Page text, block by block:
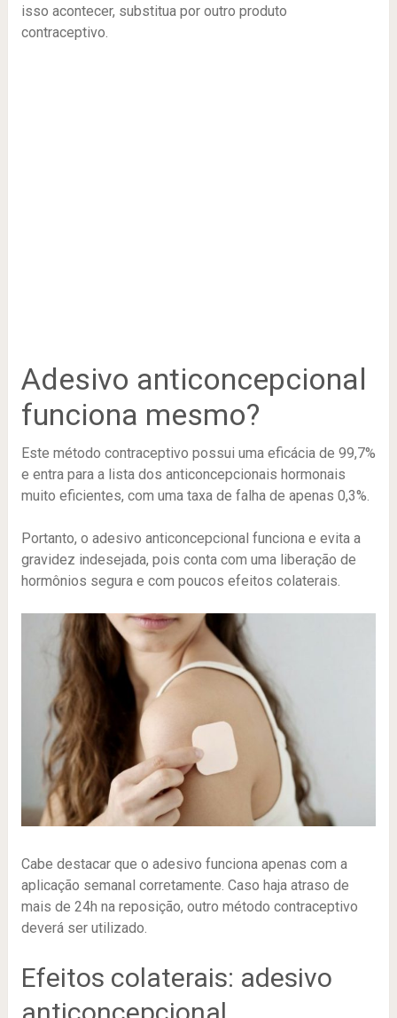
isso acontecer, substitua por outro produto
contraceptivo.
Adesivo anticoncepcional
funciona mesmo?
Este método contraceptivo possui uma eficácia de 99,7%
e entra para a lista dos anticoncepcionais hormonais
muito eficientes, com uma taxa de falha de apenas 0,3%.
Portanto, o adesivo anticoncepcional funciona e evita a
gravidez indesejada, pois conta com uma liberação de
hormônios segura e com poucos efeitos colaterais.
Cabe destacar que o adesivo funciona apenas com a
aplicação semanal corretamente. Caso haja atraso de
mais de 24h na reposição, outro método contraceptivo
deverá ser utilizado.
Efeitos colaterais: adesivo